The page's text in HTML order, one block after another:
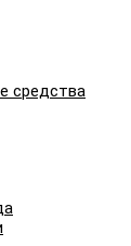
средства